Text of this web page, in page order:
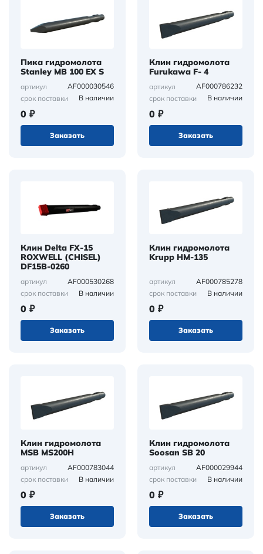
Пика гидромолота
Stanley MB 100 EX S
артикул
AF000030546
срок поставки
В наличии
0 ₽
Заказать
Клин гидромолота
Furukawa F- 4
артикул
AF000786232
срок поставки
В наличии
0 ₽
Заказать
Клин Delta FX-15
ROXWELL (CHISEL)
DF15B-0260
артикул
AF000530268
срок поставки
В наличии
0 ₽
Заказать
Клин гидромолота
Krupp HM-135
артикул
AF000785278
срок поставки
В наличии
0 ₽
Заказать
Клин гидромолота
MSB MS200H
артикул
AF000783044
срок поставки
В наличии
0 ₽
Заказать
Клин гидромолота
Soosan SB 20
артикул
AF000029944
срок поставки
В наличии
0 ₽
Заказать